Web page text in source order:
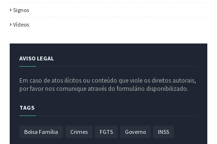
Signos
Vídeos
AVISO LEGAL
Em caso de atos ilícitos ou conteúdo que viole os direitos autorais,
por favor nos comunique através do formulário disponibilizado.
TAGS
Bolsa Família Crimes FGTS Governo INSS